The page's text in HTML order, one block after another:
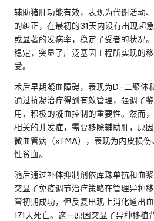
辅助猪肝功能有效，表现为代谢活动
的纠正，在最初的31天内没有出现超
或显著的发病率，稳定了受者的状况
稳定，突显了广泛基因工程所实现的
受。
术后早期凝血障碍，表现为D-二聚体
通过抗凝治疗得到有效管理，强调了
用，积极的凝血控制的重要性。然而
相关的并发症，需要移除辅助肝，原
微血管病（xTMA），表现为内皮损
性贫血。
随后通过补体抑制剂依库珠单抗和血
突显了免疫调节治疗策略在管理异种
管初期成功，但反复出现上消化道出
171天死亡。这一原因突显了异种移植